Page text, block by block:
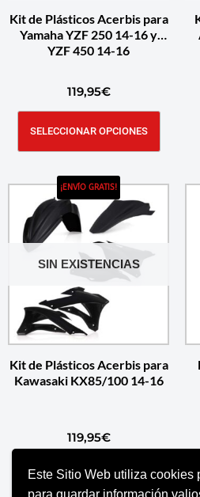
Este Sitio Web utiliza cookies
para guardar información
Kit de Plásticos Acerbis para
Yamaha YZF 250 14-16 y
YZF 450 14-16
119,95€
SELECCIONAR OPCIONES
SIN EXISTENCIAS
¡ENVÍO GRATIS!
Kit de Plásticos Acerbis para
Kawasaki KX85/100 14-16
119,95€
SELECCIONAR OPCIONES